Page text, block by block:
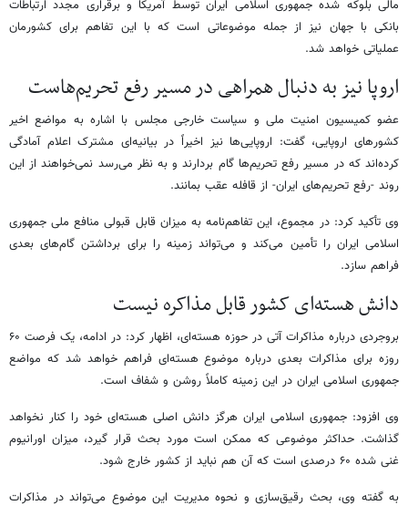
مالی بلوکه‌ شده جمهوری اسلامی ایران توسط آمریکا و برقراری مجدد ارتباطات
بانکی با جهان نیز از جمله موضوعاتی است که با این تفاهم برای کشورمان
عملیاتی خواهد شد.
اروپا نیز به دنبال همراهی در مسیر رفع تحریم‌هاست
عضو کمیسیون امنیت ملی و سیاست خارجی مجلس با اشاره به مواضع اخیر
کشورهای اروپایی، گفت: اروپایی‌ها نیز اخیراً در بیانیه‌ای مشترک اعلام آمادگی
کرده‌اند که در مسیر رفع تحریم‌ها گام بردارند و به نظر می‌رسد نمی‌خواهند از این
روند -رفع تحریم‌های ایران- از قافله عقب بمانند.
وی تأکید کرد: در مجموع، این تفاهم‌نامه به میزان قابل قبولی منافع ملی جمهوری
اسلامی ایران را تأمین می‌کند و می‌تواند زمینه را برای برداشتن گام‌های بعدی
فراهم سازد.
دانش هسته‌ای کشور قابل مذاکره نیست
بروجردی درباره مذاکرات آتی در حوزه هسته‌ای، اظهار کرد: در ادامه، یک فرصت ۶۰
روزه برای مذاکرات بعدی درباره موضوع هسته‌ای فراهم خواهد شد که مواضع
جمهوری اسلامی ایران در این زمینه کاملاً روشن و شفاف است.
وی افزود: جمهوری اسلامی ایران هرگز دانش اصلی هسته‌ای خود را کنار نخواهد
گذاشت. حداکثر موضوعی که ممکن است مورد بحث قرار گیرد، میزان اورانیوم
غنی‌ شده ۶۰ درصدی است که آن هم نباید از کشور خارج شود.
به گفته وی، بحث رقیق‌سازی و نحوه مدیریت این موضوع می‌تواند در مذاکرات